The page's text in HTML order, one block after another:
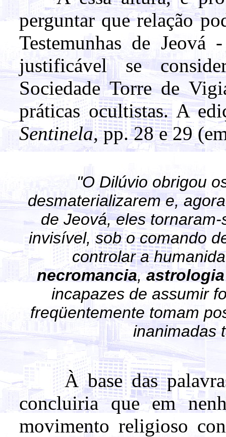
perguntar que relação
Testemunhas de Jeová
justificável se
Sociedade Torre de
práticas ocultistas. A
Sentinela, pp. 28 e 29
"O Dilúvio obrigou
desmaterializarem e,
de Jeová, eles
invisível, sob o comando
controlar a
necromancia,astrologia
incapazes de assumir
freqüentemente tomam
inanimadas
À base das
concluiria que em
movimento religioso